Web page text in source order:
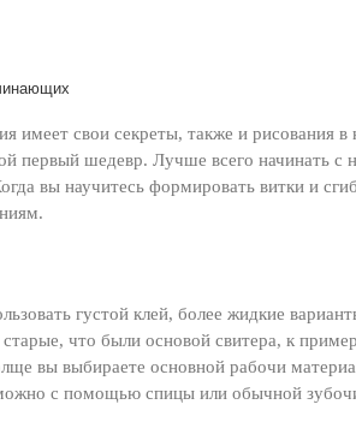
имеет свои секреты, также и рисования
первый шедевр. Лучше всего начинать
вы научитесь формировать витки и
густой клей, более жидкие
старые, что были основой свитера, к
вы выбираете основной рабочи
с помощью спицы или обычной